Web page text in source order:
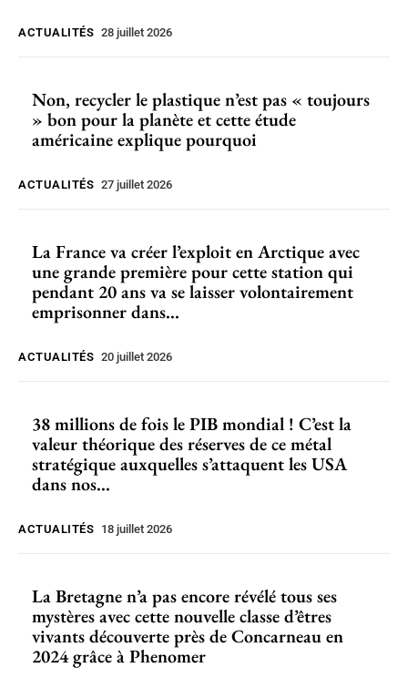
ACTUALITÉS 28 juillet 2026
Non, recycler le plastique n’est pas « toujours
» bon pour la planète et cette étude
américaine explique pourquoi
ACTUALITÉS 27 juillet 2026
La France va créer l’exploit en Arctique avec
une grande première pour cette station qui
pendant 20 ans va se laisser volontairement
emprisonner dans...
ACTUALITÉS 20 juillet 2026
38 millions de fois le PIB mondial ! C’est la
valeur théorique des réserves de ce métal
stratégique auxquelles s’attaquent les USA
dans nos...
ACTUALITÉS 18 juillet 2026
La Bretagne n’a pas encore révélé tous ses
mystères avec cette nouvelle classe d’êtres
vivants découverte près de Concarneau en
2024 grâce à Phenomer